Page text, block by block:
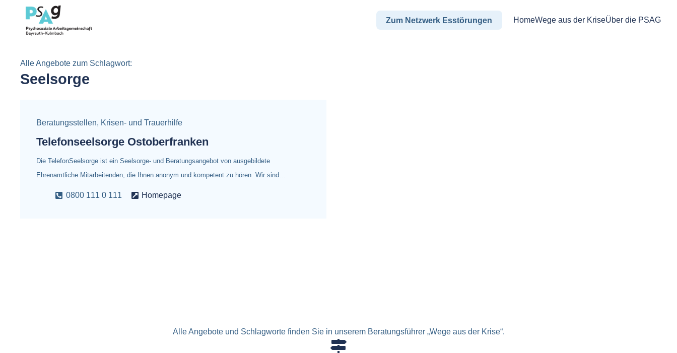
Zum Netzwerk Esstörungen HomeWege aus der KriseÜber die PSAG
Alle Angebote zum Schlagwort:
Seelsorge
Beratungsstellen, Krisen- und Trauerhilfe
Telefonseelsorge Ostoberfranken
Die TelefonSeelsorge ist ein Seelsorge- und Beratungsangebot von ausgebildete
Ehrenamtliche Mitarbeitenden, die Ihnen anonym und kompetent zu hören. Wir sind…
0800 111 0 111 Homepage
Alle Angebote und Schlagworte finden Sie in unserem Beratungsführer „Wege aus der Krise“.